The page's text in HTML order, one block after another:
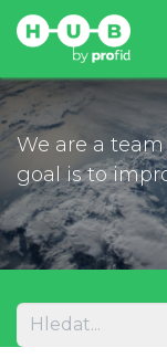
We are a
goal is to